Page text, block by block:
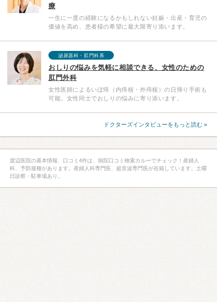
療
一生に一度の経験になるかもしれない妊娠・出産・育児の
価値を高め、患者様の希望に最大限寄り添います。
泌尿器科・肛門科系
おしりの悩みを気軽に相談できる、女性のための
肛門外科
女性医師によるいぼ痔（内痔核・外痔核）の日帰り手術も
可能。女性同士でおしりの悩みに寄り添います。
ドクターズインタビューをもっと読む »
渡辺医院の基本情報、口コミ4件は、病院口コミ検索カルーでチェック！産婦人
科、予防接種があります。産婦人科専門医、超音波専門医が在籍しています。土曜
日診察・駐車場あり。